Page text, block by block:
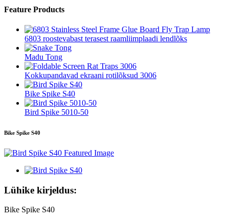
Feature Products
6803 roostevabast terasest raamliimplaadi lendlõks
Madu Tong
Kokkupandavad ekraani rotilõksud 3006
Bike Spike S40
Bird Spike 5010-50
Bike Spike S40
Lühike kirjeldus:
Bike Spike S40